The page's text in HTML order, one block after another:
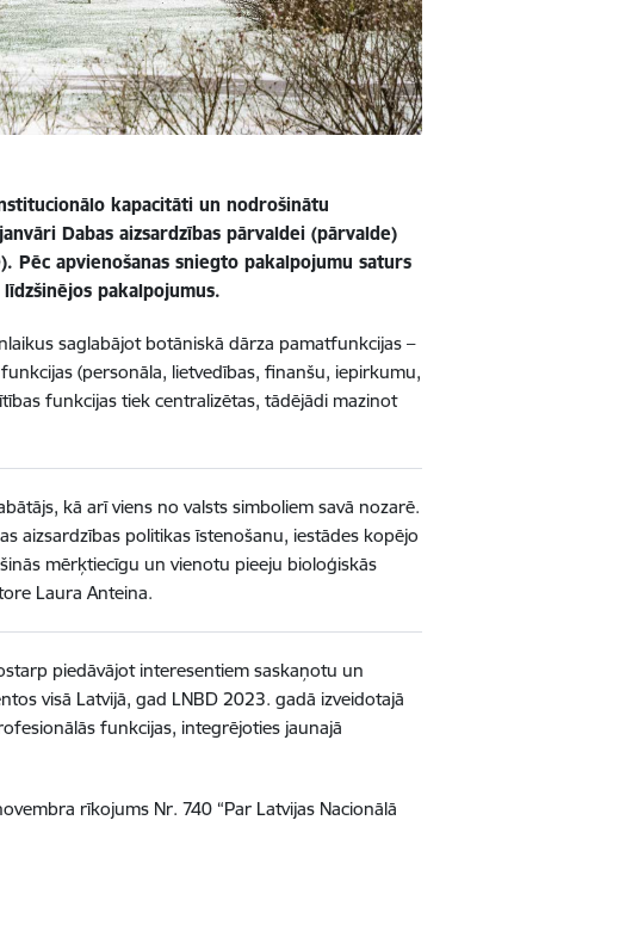
kapacitāti un nodrošinātu
Dabas aizsardzības pārvaldei (pārvalde)
Pēc apvienošanas sniegto pakalpojumu saturs
pakalpojumus.
saglabājot botāniskā dārza pamatfunkcijas –
(personāla, lietvedības, finanšu, iepirkumu,
funkcijas tiek centralizētas, tādējādi mazinot
kā arī viens no valsts simboliem savā nozarē.
aizsardzības politikas īstenošanu, iestādes kopējo
mērķtiecīgu un vienotu pieeju bioloģiskās
Laura Anteina.
piedāvājot interesentiem saskaņotu un
visā Latvijā, gad LNBD 2023. gadā izveidotajā
funkcijas, integrējoties jaunajā
rīkojums Nr. 740 “Par Latvijas Nacionālā